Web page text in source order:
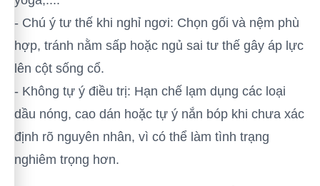
- Chú ý tư thế khi nghỉ ngơi: Chọn gối và nệm phù
hợp, tránh nằm sấp hoặc ngủ sai tư thế gây áp lực
lên cột sống cổ.
- Không tự ý điều trị: Hạn chế lạm dụng các loại
dầu nóng, cao dán hoặc tự ý nắn bóp khi chưa xác
định rõ nguyên nhân, vì có thể làm tình trạng
nghiêm trọng hơn.